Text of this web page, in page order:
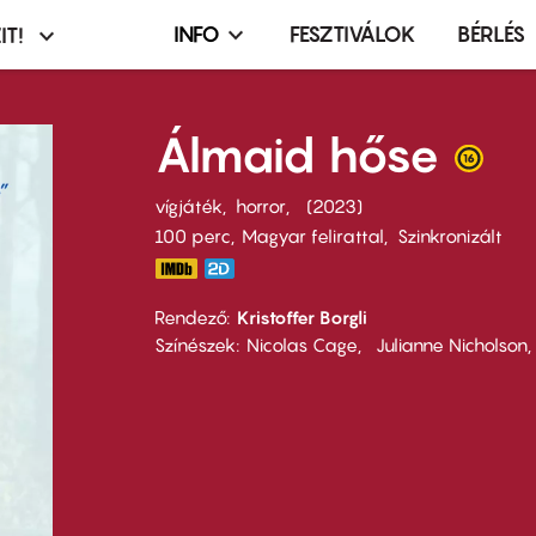
Infó,
terembérlés
menü
INFO FESZTIVÁLOK BÉRLÉS
Álmaid hőse
vígjáték horror
2023
100 perc,
Magyar felirattal Szinkronizált
Rendező Kristoffer Borgli
Színészek
Nicolas Cage Julianne Nicholson